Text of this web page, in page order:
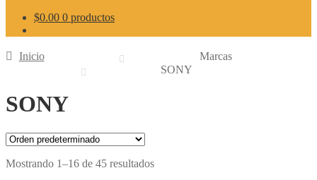
$0.00 0 productos
Inicio
Marcas
SONY
SONY
Mostrando 1–16 de 45 resultados